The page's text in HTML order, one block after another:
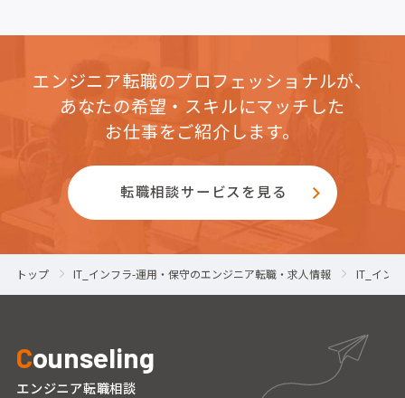
エンジニア転職のプロフェッショナルが、
あなたの希望・スキルにマッチした
お仕事をご紹介します。
転職相談サービスを見る
トップ IT_インフラ-運用・保守のエンジニア転職・求人情報 IT_イン
Counseling
エンジニア転職相談